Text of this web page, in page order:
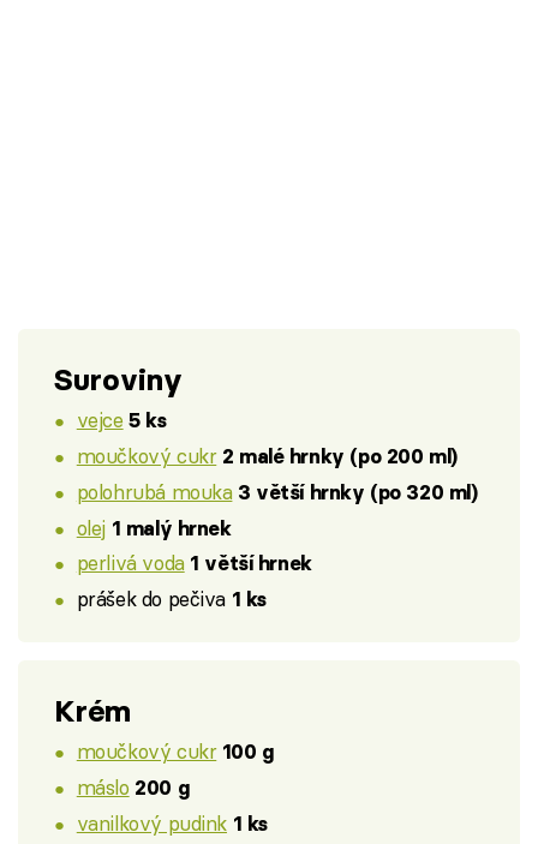
Suroviny
vejce 5 ks
moučkový cukr 2 malé hrnky (po 200 ml)
polohrubá mouka 3 větší hrnky (po 320 ml)
olej 1 malý hrnek
perlivá voda 1 větší hrnek
prášek do pečiva 1 ks
Krém
moučkový cukr 100 g
máslo 200 g
vanilkový pudink 1 ks